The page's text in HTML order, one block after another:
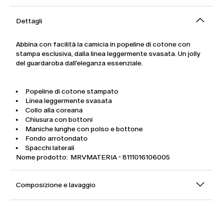
Dettagli
Abbina con facilità la camicia in popeline di cotone con
stampa esclusiva, dalla linea leggermente svasata. Un jolly
del guardaroba dall'eleganza essenziale.
Popeline di cotone stampato
Linea leggermente svasata
Collo alla coreana
Chiusura con bottoni
Maniche lunghe con polso e bottone
Fondo arrotondato
Spacchi laterali
Nome prodotto: MRVMATERIA - 8111016106005
Composizione e lavaggio